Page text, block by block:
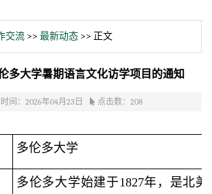
交流 >> 最新动态 >> 正文
多大学暑期语言文化访学项目的通知
间：2026年04月23日 点击数： 208
多伦多大学
多伦多大学始建于1827年，是北